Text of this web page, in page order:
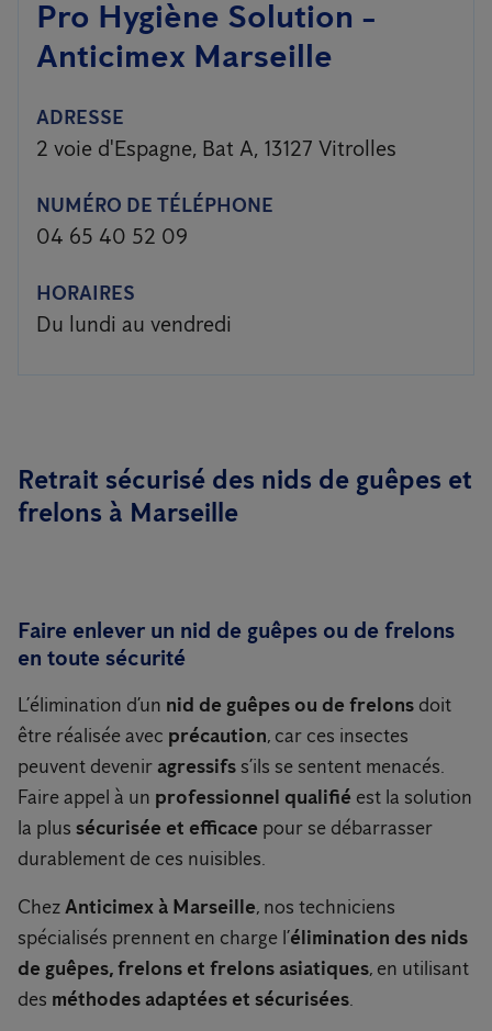
Pro Hygiène Solution -
Anticimex Marseille
ADRESSE
2 voie d'Espagne, Bat A, 13127 Vitrolles
NUMÉRO DE TÉLÉPHONE
04 65 40 52 09
HORAIRES
Du lundi au vendredi
Retrait sécurisé des nids de guêpes et
frelons à Marseille
Faire enlever un nid de guêpes ou de frelons
en toute sécurité
L’élimination d’un nid de guêpes ou de frelons doit
être réalisée avec précaution, car ces insectes
peuvent deveniragressifs s’ils se sentent menacés.
Faire appel à un professionnel qualifié est la solution
la plus sécurisée et efficace pour se débarrasser
durablement de ces nuisibles.
ChezAnticimex à Marseille, nos techniciens
spécialisés prennent en charge l’élimination des nids
de guêpes, frelons et frelons asiatiques, en utilisant
des méthodes adaptées et sécurisées.